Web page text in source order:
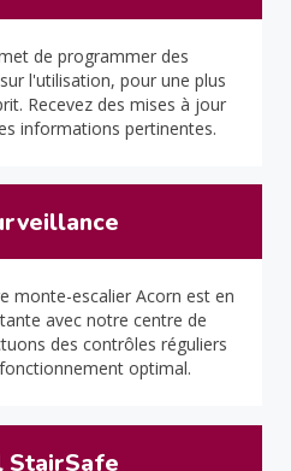
de programmer des
l'utilisation, pour une plus
Recevez des mises à jour
informations pertinentes.
monte-escalier Acorn est en
avec notre centre de
des contrôles réguliers
optimal.
StairSafe